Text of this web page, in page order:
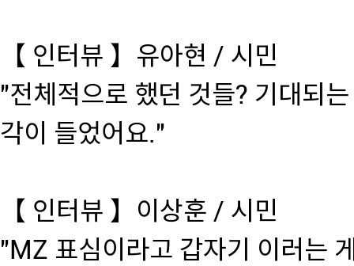
【 인터뷰 】유아현 / 시민
"전체적으로 했던 것들? 기대되
각이 들었어요."
【 인터뷰 】이상훈 / 시민
"MZ 표심이라고 갑자기 이러는